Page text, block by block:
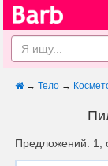
→ Тело →
Предложений: 1,